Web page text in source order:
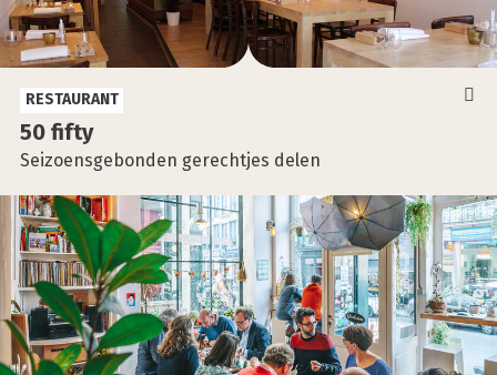
50 fif­ty
Seizoensgebonden gerechtjes delen
RESTAURANT